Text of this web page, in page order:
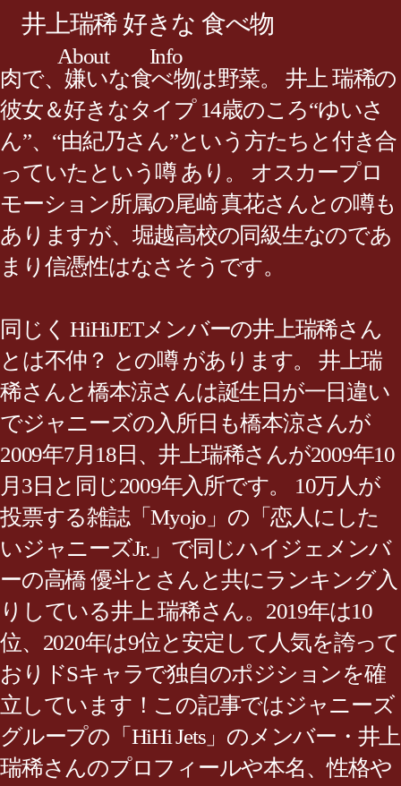
井上瑞稀 好きな 食べ物
About
Info
肉で、嫌いな食べ物は野菜。 井上 瑞稀の
彼女＆好きなタイプ 14歳のころ“ゆいさ
ん”、“由紀乃さん”という方たちと付き合
っていたという噂 あり。 オスカープロ
モーション所属の尾崎 真花さんとの噂も
ありますが、堀越高校の同級生なのであ
まり信憑性はなさそうです。
同じく HiHiJETメンバーの井上瑞稀さん
とは不仲？ との噂 があります。 井上瑞
稀さんと橋本涼さんは誕生日が一日違い
でジャニーズの入所日も橋本涼さんが
2009年7月18日、井上瑞稀さんが2009年10
月3日と同じ2009年入所です。 10万人が
投票する雑誌「Myojo」の「恋人にした
いジャニーズJr.」で同じハイジェメンバ
ーの高橋 優斗とさんと共にランキング入
りしている井上 瑞稀さん。2019年は10
位、2020年は9位と安定して人気を誇って
おりドSキャラで独自のポジションを確
立しています！この記事ではジャニーズ
グループの「HiHi Jets」のメンバー・井上
瑞稀さんのプロフィールや本名、性格や